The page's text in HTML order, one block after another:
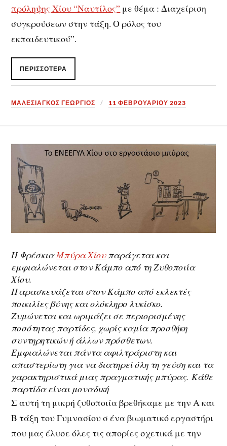
πρόληψης Χίου “Ναυτίλος” με θέμα : Διαχείριση
συγκρούσεων στην τάξη. Ο ρόλος του
εκπαιδευτικού”.
ΠΕΡΙΣΣΌΤΕΡΑ
ΜΑΛΕΣΙΑΓΚΟΣ ΓΕΩΡΓΙΟΣ 11 ΦΕΒΡΟΥΑΡΊΟΥ 2023
Η ΦρέσκιαΜπύρα Χίουπαράγεται και
εμφιαλώνεται στον Κάμπο από τη Ζυθοποιία
Χίου.
Παρασκευάζεται στον Κάμπο από εκλεκτές
ποικιλίες βύνης και ολόκληρο λυκίσκο.
Ζυμώνεται και ωριμάζει σε περιορισμένης
ποσότητας παρτίδες, χωρίς καμία προσθήκη
συντηρητικών ή άλλων πρόσθετων.
Εμφιαλώνεται πάντα αφιλτράριστη και
απαστερίωτη για να διατηρεί όλη τη γεύση και τα
χαρακτηριστικά μιας πραγματικής μπύρας. Κάθε
παρτίδα είναι μοναδική
Σ αυτή τη μικρή ζυθοποιία βρεθήκαμε με την Α και
Β τάξη του Γυμνασίου σ ένα βιωματικό εργαστήρι
που μας έλυσε όλες τις απορίες σχετικά με την